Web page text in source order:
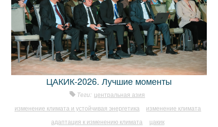
ЦАКИК-2026. Лучшие моменты
Теги: центральная азия
изменение климата и устойчивая энергетика
изменение климата
адаптация к изменению климата
цакик